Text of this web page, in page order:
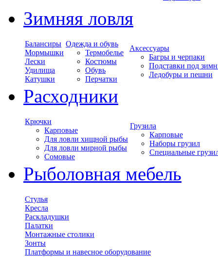
Зимняя ловля
Балансиры
Мормышки
Лески
Удилища
Катушки
Одежда и обувь
Термобелье
Костюмы
Обувь
Перчатки
Аксессуары
Багры и черпаки
Подставки под
Ледобуры и пешни
Расходники
Крючки
Карповые
Для ловли хищной рыбы
Для ловли мирной рыбы
Сомовые
Грузила
Карповые
Наборы грузил
Специальные
Рыболовная мебель
Стулья
Кресла
Раскладушки
Палатки
Монтажные столики
Зонты
Платформы и навесное оборудование